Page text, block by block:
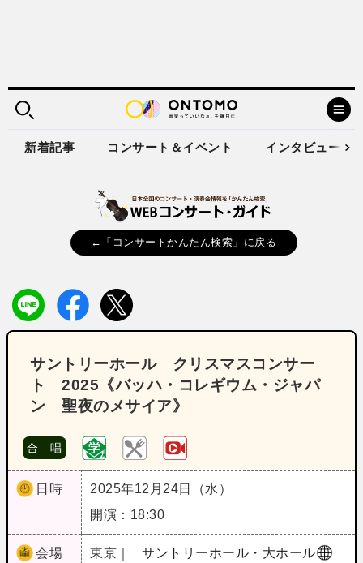
新着記事 コンサート＆イベント インタビュー
←「コンサートかんたん検索」に戻る
サントリーホール クリスマスコンサー
ト 2025《バッハ・コレギウム・ジャパ
ン 聖夜のメサイア》
合 唱
日時
2025年12月24日（水）
開演：18:30
会場 東京｜ サントリーホール・大ホール